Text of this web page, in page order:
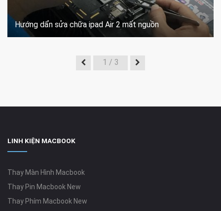
Hướng dẩn sửa chữa ipad Air 2 mất nguồn
1 / 3
LINH KIỆN MACBOOK
Thay Màn Hình Macbook
Thay Pin Macbook New
Thay Phím Macbook New